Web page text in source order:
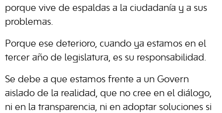
porque vive de espaldas a la ciudadanía y a sus
problemas.
Porque ese deterioro, cuando ya estamos en el
tercer año de legislatura, es su responsabilidad.
Se debe a que estamos frente a un Govern
aislado de la realidad, que no cree en el diálogo,
ni en la transparencia, ni en adoptar soluciones si